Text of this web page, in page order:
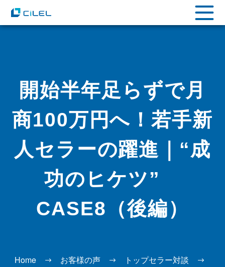
開始半年足らずで月
商100万円へ！若手新
人セラーの躍進｜“成
功のヒケツ”
CASE8（後編）
Home お客様の声
トップセラー対談